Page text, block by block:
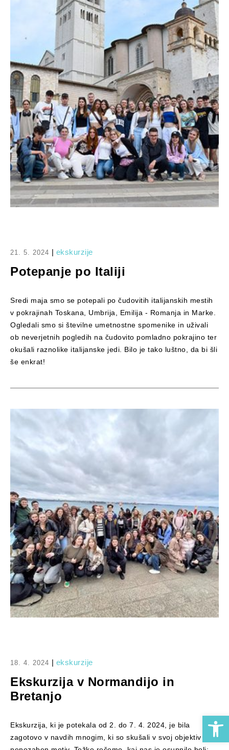
21. 5. 2024 | ekskurzije
Potepanje po Italiji
Sredi maja smo se potepali po čudovitih italijanskih mestih
v pokrajinah Toskana, Umbrija, Emilija - Romanja in Marke.
Ogledali smo si številne umetnostne spomenike in uživali
ob neverjetnih pogledih na čudovito pomladno pokrajino ter
okušali raznolike italijanske jedi. Bilo je tako luštno, da bi šli
še enkrat!
18. 4. 2024 | ekskurzije
Ekskurzija v Normandijo in
Bretanjo
Ekskurzija, ki je potekala od 2. do 7. 4. 2024, je bila
zagotovo v navdih mnogim, ki so skušali v svoj objektiv ujeti